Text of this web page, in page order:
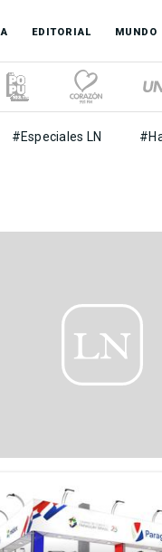
EDITORIAL MUNDO
#Especiales LN